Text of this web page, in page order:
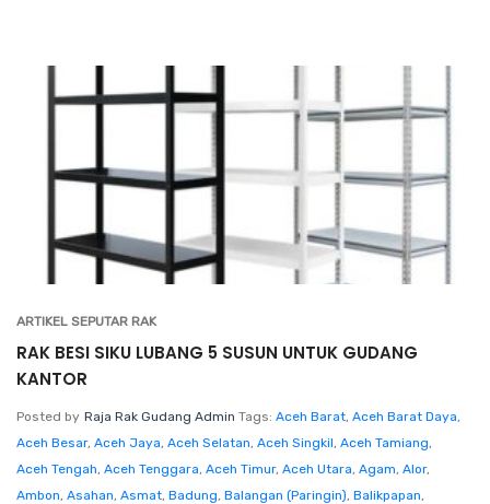
ARTIKEL SEPUTAR RAK
RAK BESI SIKU LUBANG 5 SUSUN UNTUK GUDANG
KANTOR
Posted by Raja Rak Gudang Admin Tags: Aceh Barat, Aceh Barat Daya,
Aceh Besar, Aceh Jaya, Aceh Selatan, Aceh Singkil, Aceh Tamiang,
Aceh Tengah, Aceh Tenggara, Aceh Timur, Aceh Utara, Agam, Alor,
Ambon, Asahan, Asmat, Badung, Balangan (Paringin), Balikpapan,